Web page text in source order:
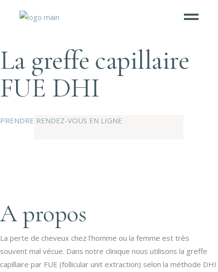
La greffe capillaire
FUE DHI
PRENDRE RENDEZ-VOUS EN LIGNE
A propos
La perte de cheveux chez l’homme ou la femme est très
souvent mal vécue. Dans notre clinique nous utilisons la greffe
capillaire par FUE (follicular unit extraction) selon la méthode DHI